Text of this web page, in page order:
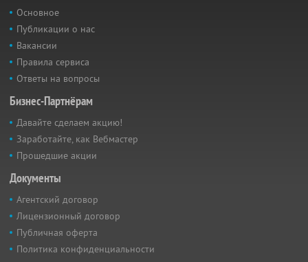
Основное
Публикации о нас
Вакансии
Правила сервиса
Ответы на вопросы
Бизнес-Партнёрам
Давайте сделаем акцию!
Заработайте, как Вебмастер
Прошедшие акции
Документы
Агентский договор
Лицензионный договор
Публичная оферта
Политика конфиденциальности